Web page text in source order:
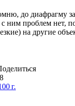
до диафрагму
ним проблем нет,
на другие
г.